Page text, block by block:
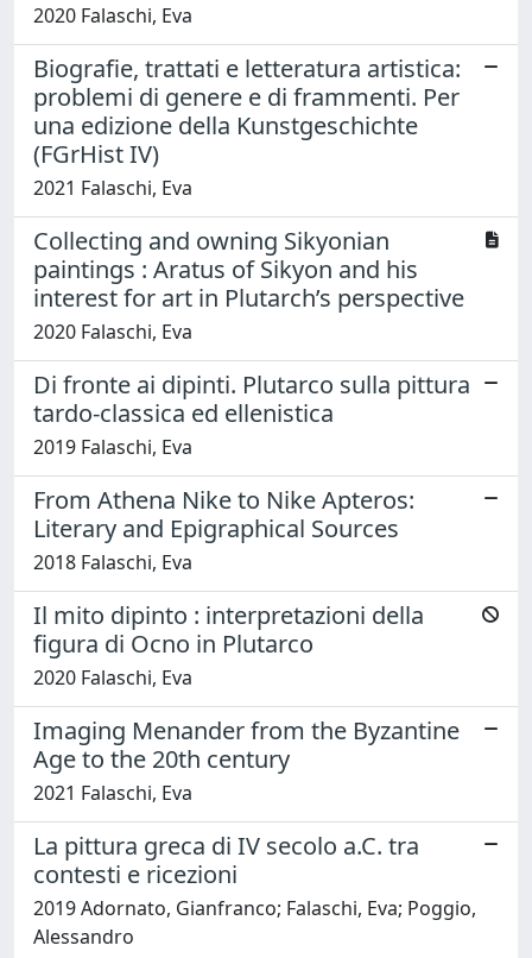
2020 Falaschi, Eva
Biografie, trattati e letteratura artistica:
problemi di genere e di frammenti. Per
una edizione della Kunstgeschichte
(FGrHist IV)
2021 Falaschi, Eva
Collecting and owning Sikyonian
paintings : Aratus of Sikyon and his
interest for art in Plutarch’s perspective
2020 Falaschi, Eva
Di fronte ai dipinti. Plutarco sulla pittura
tardo-classica ed ellenistica
2019 Falaschi, Eva
From Athena Nike to Nike Apteros:
Literary and Epigraphical Sources
2018 Falaschi, Eva
Il mito dipinto : interpretazioni della
figura di Ocno in Plutarco
2020 Falaschi, Eva
Imaging Menander from the Byzantine
Age to the 20th century
2021 Falaschi, Eva
La pittura greca di IV secolo a.C. tra
contesti e ricezioni
2019 Adornato, Gianfranco; Falaschi, Eva; Poggio,
Alessandro